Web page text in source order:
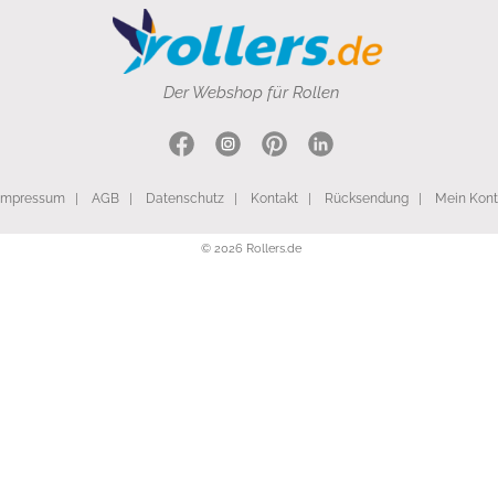
Der Webshop für Rollen
Impressum| AGB| Datenschutz| Kontakt| Rücksendung| Mein
© 2026 Rollers.de